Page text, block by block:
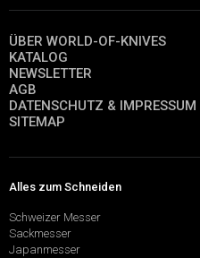
ÜBER WORLD-OF-KNIVES
KATALOG
NEWSLETTER
AGB
DATENSCHUTZ & IMPRESSUM
SITEMAP
Alles zum Schneiden
Schweizer Messer
Sackmesser
Japanmesser